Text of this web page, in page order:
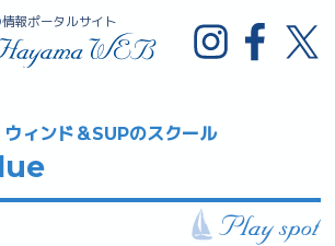
報ポータルサイト
ィンド＆SUPのスクール